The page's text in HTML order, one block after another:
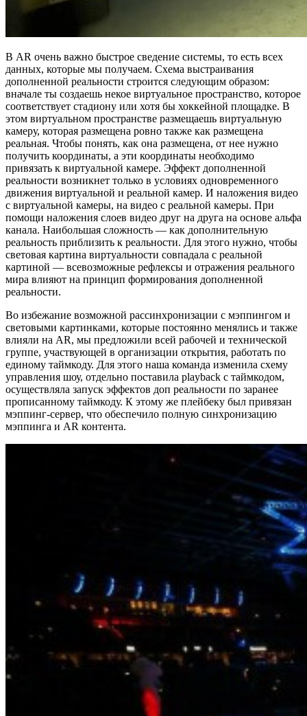
В AR очень важно быстрое сведение системы, то есть всех
данных, которые мы получаем. Схема выстраивания
дополненной реальности строится следующим образом:
вначале ты создаешь некое виртуальное пространство, которое
соответствует стадиону или хотя бы хоккейной площадке. В
этом виртуальном пространстве размещаешь виртуальную
камеру, которая размещена ровно также как размещена
реальная. Чтобы понять, как она размещена, от нее нужно
получить координаты, а эти координаты необходимо
привязать к виртуальной камере. Эффект дополненной
реальности возникнет только в условиях одновременного
движения виртуальной и реальной камер. И наложения видео
с виртуальной камеры, на видео с реальной камеры. При
помощи наложения слоев видео друг на друга на основе альфа
канала. Наибольшая сложность — как дополнительную
реальность приблизить к реальности. Для этого нужно, чтобы
световая картина виртуальности совпадала с реальной
картиной — всевозможные рефлексы и отражения реального
мира влияют на принцип формирования дополненной
реальности.
Во избежание возможной рассинхронизации с мэппингом и
световыми картинками, которые постоянно менялись и также
влияли на AR, мы предложили всей рабочей и технической
группе, участвующей в организации открытия, работать по
единому таймкоду. Для этого наша команда изменила схему
управления шоу, отдельно поставила playback с таймкодом,
осуществляла запуск эффектов доп реальности по заранее
прописанному таймкоду. К этому же плейбеку был привязан
мэппинг-сервер, что обеспечило полную синхронизацию
мэппинга и AR контента.